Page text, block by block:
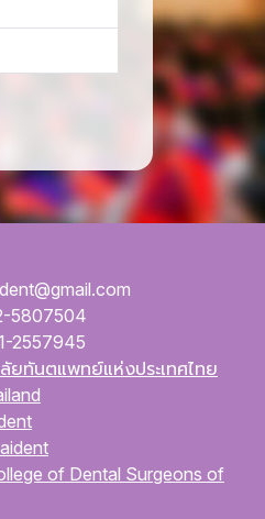
5807504
2557945
ยทันตแพทย์แห่งประเทศไทย
of Dental Surgeons of